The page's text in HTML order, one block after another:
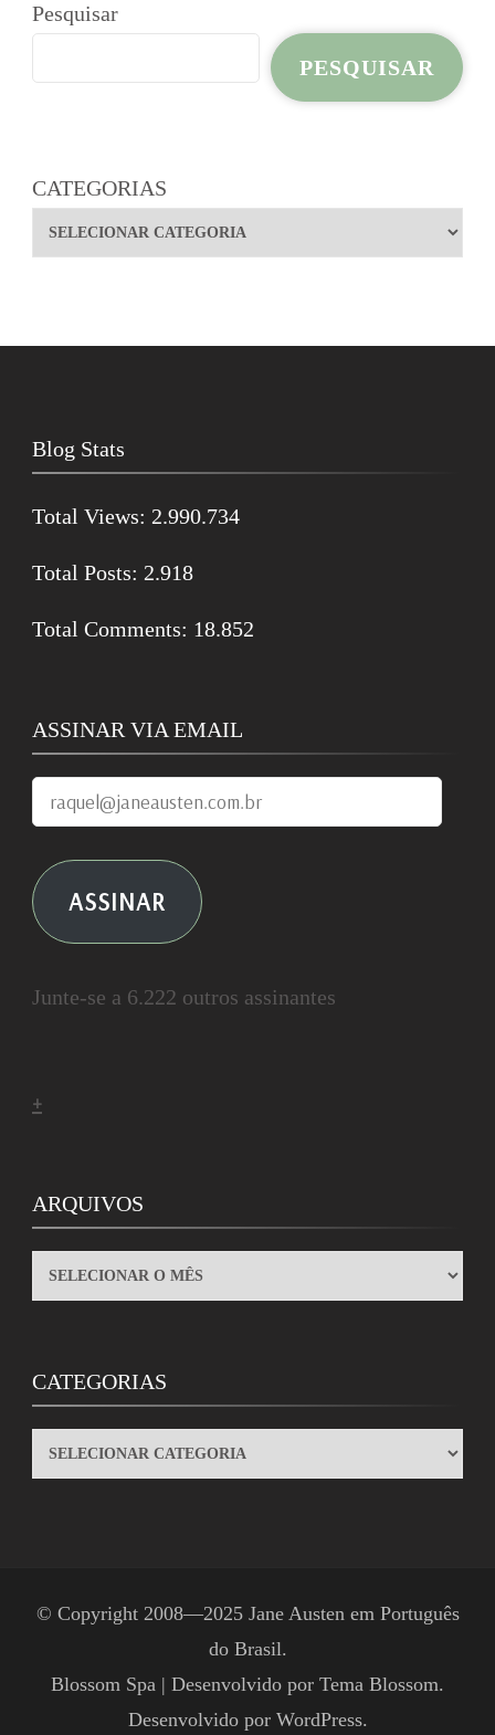
Pesquisar
PESQUISAR
CATEGORIAS
Blog Stats
Total Views: 2.990.734
Total Posts: 2.918
Total Comments: 18.852
ASSINAR VIA EMAIL
raquel@janeausten.com.br
ASSINAR
Junte-se a 6.222 outros assinantes
+
ARQUIVOS
ARQUIVOS
CATEGORIAS
CATEGORIAS
© Copyright 2008—2025 Jane Austen em Português
do Brasil.
Blossom Spa | Desenvolvido por Tema Blossom.
Desenvolvido por WordPress.